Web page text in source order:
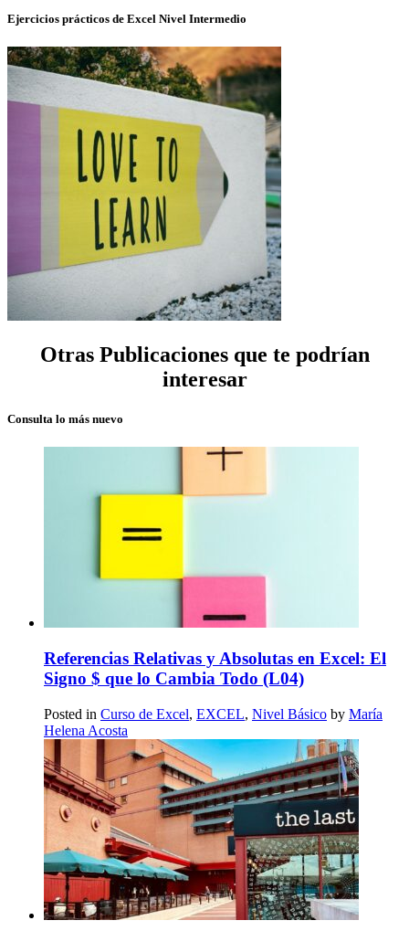
Ejercicios prácticos de Excel Nivel Intermedio
Otras Publicaciones que te podrían
interesar
Consulta lo más nuevo
Referencias Relativas y Absolutas en Excel: El
Signo $ que lo Cambia Todo (L04)
Posted in Curso de Excel, EXCEL, Nivel Básico by María
Helena Acosta